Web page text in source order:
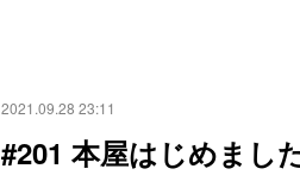
2021.09.28 23:11
#201 本屋はじめまし